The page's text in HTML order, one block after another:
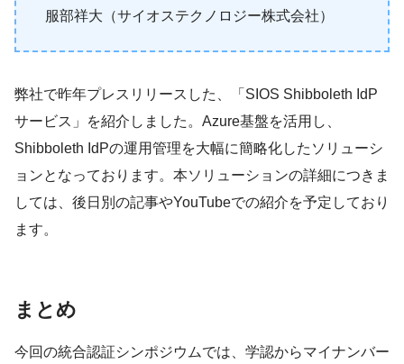
服部祥大（サイオステクノロジー株式会社）
弊社で昨年プレスリリースした、「SIOS Shibboleth IdP
サービス」を紹介しました。Azure基盤を活用し、
Shibboleth IdPの運用管理を大幅に簡略化したソリューシ
ョンとなっております。本ソリューションの詳細につきま
しては、後日別の記事やYouTubeでの紹介を予定しており
ます。
まとめ
今回の統合認証シンポジウムでは、学認からマイナンバー